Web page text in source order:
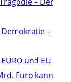
–
und EU
Euro kann